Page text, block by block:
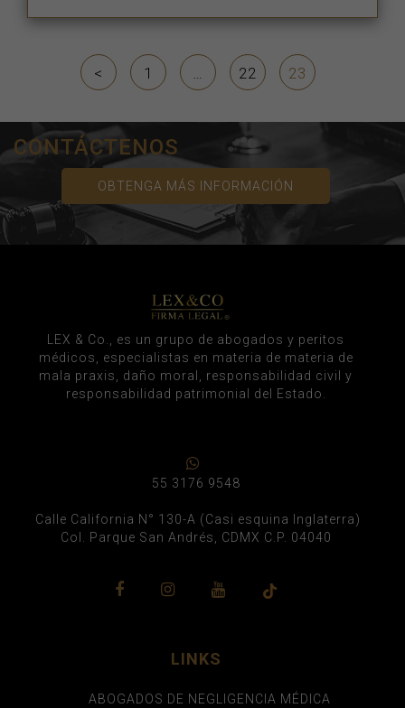
< 1 … 22 23
CONTÁCTENOS
OBTENGA MÁS INFORMACIÓN
LEX & Co., es un grupo de abogados y peritos
médicos, especialistas en materia de materia de
mala praxis, daño moral, responsabilidad civil y
responsabilidad patrimonial del Estado.
55 3176 9548
Calle California N° 130-A (Casi esquina Inglaterra)
Col. Parque San Andrés, CDMX C.P. 04040
LINKS
ABOGADOS DE NEGLIGENCIA MÉDICA